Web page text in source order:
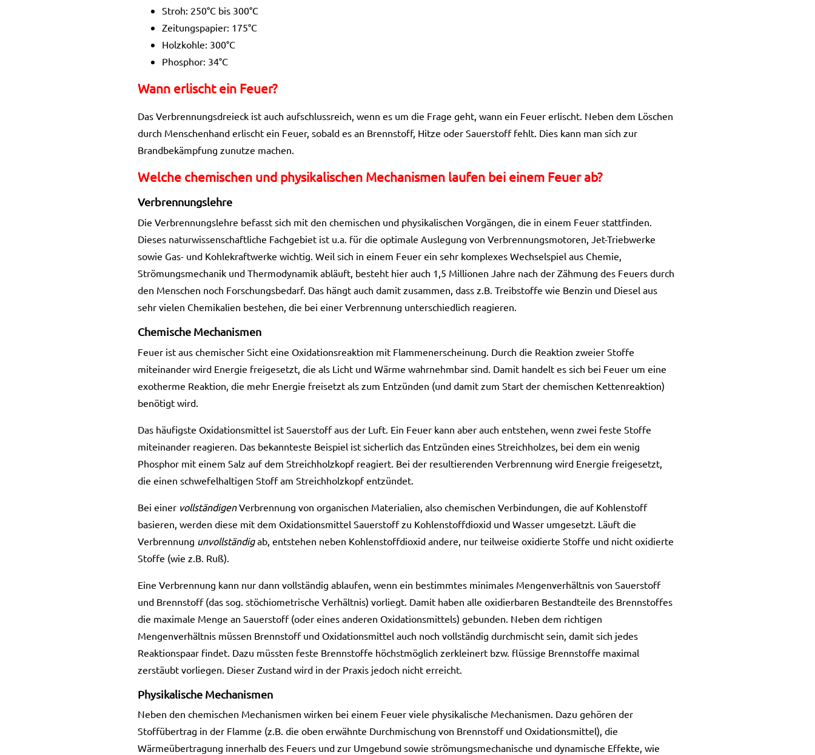
Stroh: 250°C bis 300°C
Zeitungspapier: 175°C
Holzkohle: 300°C
Phosphor: 34°C
Wann erlischt ein Feuer?
Das Verbrennungsdreieck ist auch aufschlussreich, wenn es um die Frage geht, wann ein Feuer erlischt. Neben dem Löschen
durch Menschenhand erlischt ein Feuer, sobald es an Brennstoff, Hitze oder Sauerstoff fehlt. Dies kann man sich zur
Brandbekämpfung zunutze machen.
Welche chemischen und physikalischen Mechanismen laufen bei einem Feuer ab?
Verbrennungslehre
Die Verbrennungslehre befasst sich mit den chemischen und physikalischen Vorgängen, die in einem Feuer stattfinden.
Dieses naturwissenschaftliche Fachgebiet ist u.a. für die optimale Auslegung von Verbrennungsmotoren, Jet-Triebwerke
sowie Gas- und Kohlekraftwerke wichtig. Weil sich in einem Feuer ein sehr komplexes Wechselspiel aus Chemie,
Strömungsmechanik und Thermodynamik abläuft, besteht hier auch 1,5 Millionen Jahre nach der Zähmung des Feuers durch
den Menschen noch Forschungsbedarf. Das hängt auch damit zusammen, dass z.B. Treibstoffe wie Benzin und Diesel aus
sehr vielen Chemikalien bestehen, die bei einer Verbrennung unterschiedlich reagieren.
Chemische Mechanismen
Feuer ist aus chemischer Sicht eine Oxidationsreaktion mit Flammenerscheinung. Durch die Reaktion zweier Stoffe
miteinander wird Energie freigesetzt, die als Licht und Wärme wahrnehmbar sind. Damit handelt es sich bei Feuer um eine
exotherme Reaktion, die mehr Energie freisetzt als zum Entzünden (und damit zum Start der chemischen Kettenreaktion)
benötigt wird.
Das häufigste Oxidationsmittel ist Sauerstoff aus der Luft. Ein Feuer kann aber auch entstehen, wenn zwei feste Stoffe
miteinander reagieren. Das bekannteste Beispiel ist sicherlich das Entzünden eines Streichholzes, bei dem ein wenig
Phosphor mit einem Salz auf dem Streichholzkopf reagiert. Bei der resultierenden Verbrennung wird Energie freigesetzt,
die einen schwefelhaltigen Stoff am Streichholzkopf entzündet.
Bei einer vollständigenVerbrennung von organischen Materialien, also chemischen Verbindungen, die auf Kohlenstoff
basieren, werden diese mit dem Oxidationsmittel Sauerstoff zu Kohlenstoffdioxid und Wasser umgesetzt. Läuft die
Verbrennung unvollständigab, entstehen neben Kohlenstoffdioxid andere, nur teilweise oxidierte Stoffe und nicht oxidierte
Stoffe (wie z.B. Ruß).
Eine Verbrennung kann nur dann vollständig ablaufen, wenn ein bestimmtes minimales Mengenverhältnis von Sauerstoff
und Brennstoff (das sog. stöchiometrische Verhältnis) vorliegt. Damit haben alle oxidierbaren Bestandteile des Brennstoffes
die maximale Menge an Sauerstoff (oder eines anderen Oxidationsmittels) gebunden. Neben dem richtigen
Mengenverhältnis müssen Brennstoff und Oxidationsmittel auch noch vollständig durchmischt sein, damit sich jedes
Reaktionspaar findet. Dazu müssten feste Brennstoffe höchstmöglich zerkleinert bzw. flüssige Brennstoffe maximal
zerstäubt vorliegen. Dieser Zustand wird in der Praxis jedoch nicht erreicht.
Physikalische Mechanismen
Neben den chemischen Mechanismen wirken bei einem Feuer viele physikalische Mechanismen. Dazu gehören der
Stoffübertrag in der Flamme (z.B. die oben erwähnte Durchmischung von Brennstoff und Oxidationsmittel), die
Wärmeübertragung innerhalb des Feuers und zur Umgebund sowie strömungsmechanische und dynamische Effekte, wie